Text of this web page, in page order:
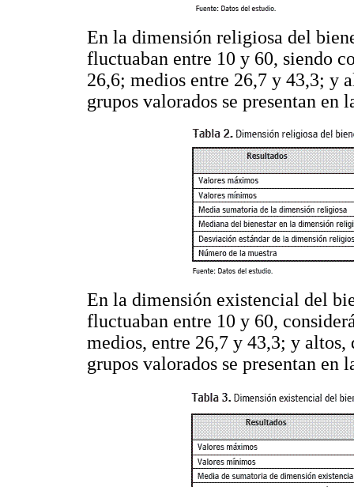
En la dimensión religiosa del
fluctuaban entre 10 y 60, siendo
26,6; medios entre 26,7 y 43,3; y
grupos valorados se presentan en
En la dimensión existencial del
fluctuaban entre 10 y 60,
medios, entre 26,7 y 43,3; y
grupos valorados se presentan en